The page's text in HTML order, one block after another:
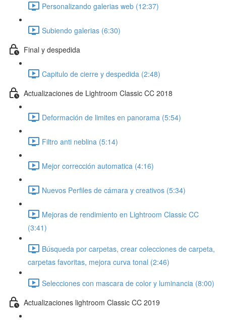
Personalizando galerias web (12:37)
Subiendo galerias (6:30)
Final y despedida
Capitulo de cierre y despedida (2:48)
Actualizaciones de Lightroom Classic CC 2018
Deformación de limites en panorama (5:54)
Filtro anti neblina (5:14)
Mejor corrección automatica (4:16)
Nuevos Perfiles de cámara y creativos (5:34)
Mejoras de rendimiento en Lightroom Classic CC
(3:41)
Búsqueda por carpetas, crear colecciones de carpeta,
carpetas favoritas, mejora curva tonal (2:46)
Selecciones con mascara de color y luminancia (8:00)
Actualizaciones lightroom Classic CC 2019